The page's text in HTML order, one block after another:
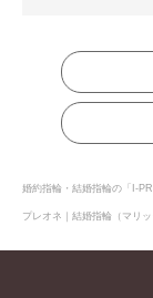
婚約指輪・結婚指輪の「I-
プレオネ｜結婚指輪（マリ